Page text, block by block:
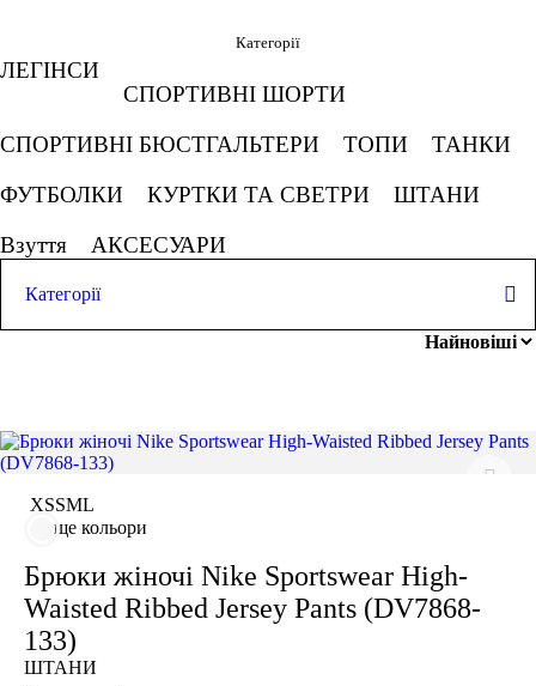
Білий Ліловий
Оранжевий Хакі
Скасовувати все
Ціна
Категорії
ЛЕГІНСИ
СПОРТИВНІ ШОРТИ
СПОРТИВНІ БЮСТГАЛЬТЕРИ
ТОПИ
ТАНКИ
ФУТБОЛКИ
КУРТКИ ТА СВЕТРИ
ШТАНИ
Взуття
АКСЕСУАРИ
Категорії
ФУТБОЛКИ
Взуття
АКСЕСУАРИ
XSSML
ще кольори
Брюки жіночі Nike Sportswear High-
Waisted Ribbed Jersey Pants (DV7868-
133)
ШТАНИ